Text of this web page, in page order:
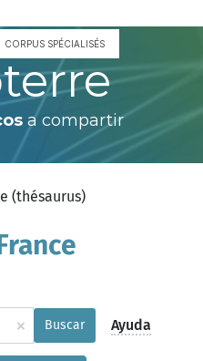
CORPUS SPÉCIALISÉS
a compartir
(thésaurus)
× Buscar Ayuda